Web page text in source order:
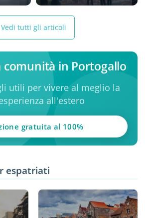
Vedi tutti gli articoli
comunità in Portogallo
utili per vivere al meglio la
all'estero
gratuita al 100%
espatriati